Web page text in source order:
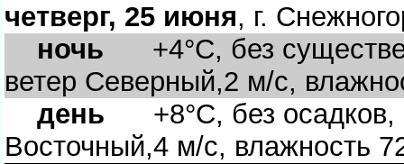
четверг, 25 июня, г.
ночь +4°C, без
етер Северный,2 м/с,
день +8°C, без осадков,
осточный,4 м/с, влажность